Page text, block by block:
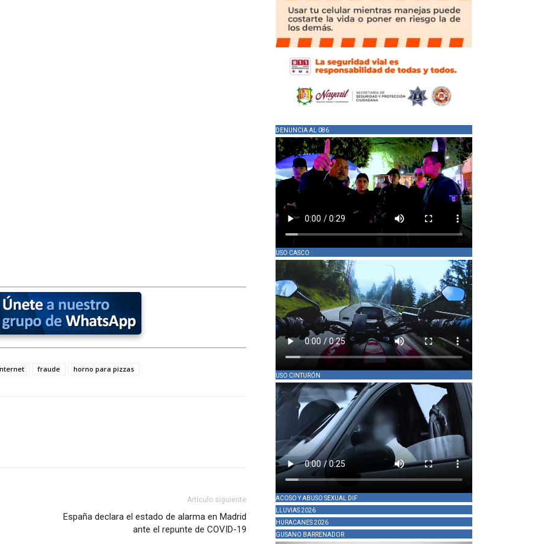
fraude horno para pizzas
Artículo siguiente
España declara el estado de alarma en Madrid
ante el repunte de COVID-19
DENUNCIA AL 086
USO CASCO
USO CINTURÓN
ACOSO Y ABUSO SEXUAL DIF
LLUVIAS 2026
HURACANES 2026
GUSANO BARRENADOR